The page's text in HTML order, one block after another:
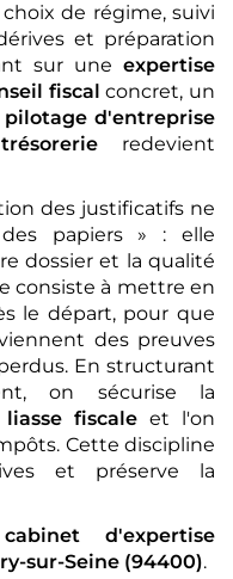
de régime, suivi
et préparation
sur une expertise
fiscal concret, un
pilotage d'entreprise
redevient
des justificatifs ne
papiers » : elle
dossier et la qualité
consiste à mettre en
le départ, pour que
des preuves
En structurant
on sécurise la
liasse fiscale et l'on
Cette discipline
et préserve la
cabinet d'expertise
sur-Seine (94400).